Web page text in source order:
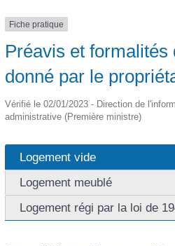
Fiche pratique
Préavis et formalités
donné par le
Vérifié le 02/01/2023 - Direction de
administrative (Première ministre)
Logement vide
Logement meublé
Logement régi par la loi de